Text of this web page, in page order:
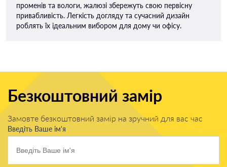
променів та вологи, жалюзі збережуть свою первісну
привабливість. Легкість догляду та сучасний дизайн
роблять їх ідеальним вибором для дому чи офісу.
Безкоштовний замір
Замовте безкоштовний замір на зручний для вас час
Введіть Ваше ім'я